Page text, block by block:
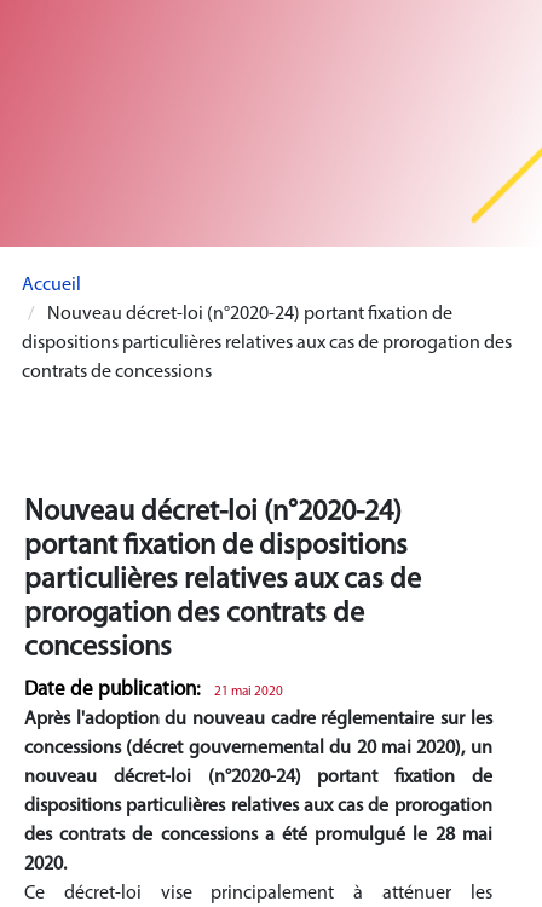
Accueil
Nouveau décret-loi (n°2020-24) portant fixation de
dispositions particulières relatives aux cas de prorogation des
contrats de concessions
Nouveau décret-loi (n°2020-24)
portant fixation de dispositions
particulières relatives aux cas de
prorogation des contrats de
concessions
Date de publication: 21 mai 2020
Après l'adoption du nouveau cadre réglementaire sur les
concessions (décret gouvernemental du 20 mai 2020), un
nouveau décret-loi (n°2020-24) portant fixation de
dispositions particulières relatives aux cas de prorogation
des contrats de concessions a été promulgué le 28 mai
2020.
Ce décret-loi vise principalement à atténuer les